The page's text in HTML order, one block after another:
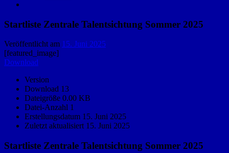
Startliste Zentrale Talentsichtung Sommer 2025
Veröffentlicht am 15. Juni 2025
[featured_image]
Download
Version
Download 13
Dateigröße 0.00 KB
Datei-Anzahl 1
Erstellungsdatum 15. Juni 2025
Zuletzt aktualisiert 15. Juni 2025
Startliste Zentrale Talentsichtung Sommer 2025